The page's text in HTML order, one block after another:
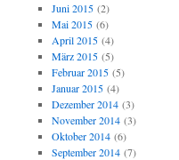
Juni 2015(2)
Mai 2015(6)
April 2015(4)
März 2015(5)
Februar 2015(5)
Januar 2015(4)
Dezember 2014(3)
November 2014(3)
Oktober 2014(6)
September 2014(7)